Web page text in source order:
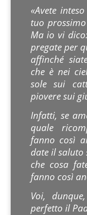
«Avete
tuo
Ma io vi
pregate per
affinché
che è nei
sole sui
piovere sui
Infatti, se
quale
fanno così
date il
che cosa
fanno così
Voi,
perfetto il